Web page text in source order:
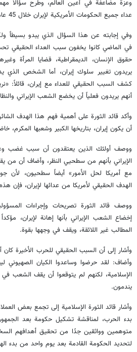
وعزة مضاعفة في أعين العالم، وطرح سؤالاً
عداء جميع الحكومات الأمريكية لإيران خلال 45 عاماً الماضية؟
وفي إجابته عن هذا السؤال الذي يبدو بسيطاً
في الماضي كانوا يخفون سبب العداء الحقيقي
حقوق الإنسان، الديمقراطية، قضايا المرأة
يريدون تغيير سلوك إيران، أما الشخص الذي
كشف السبب الحقيقي للعداء مع إيران، قائلاً:
أنهم يريدون فعلياً أن يخضع الشعب الإيراني
وأكد قائد الثورة على أهمية فهم هذا الهدف
أن يكون إيران، بتاريخها الكبير وشعبها المكرم،
ووصف أولئك الذين يعتقدون أن سبب غضب
الإيراني بأنهم من سطحيي النظر، وأضاف أن من
مع أمريكا لحل الأمور» أيضاً سطحيون، لأن
الهدف الحقيقي لأمريكا من عدائها لإيران، فإن
ووصف قائد الثورة تصريحات وإجراءات
إخضاع الشعب الإيراني بأنها إهانة لإيران،
المطالب غير اللائقة، ويقف في وجهها بقوة.
وأشار إلى أن السبب الحقيقي للحرب الأخيرة كان
وأضاف: لقد حرضوا وساعدوا الكيان الصهيوني
الإسلامية، لكنهم لم يتوقعوا أن يقف الشعب
يندمون.
وأشار قائد الثورة الإسلامية إلى تجمع بعض
بدء الحرب، لمناقشة تشكيل حكومة بعد
متوهمين وواثقين جدًا من تحقيق أهدافهم
لتحديد الحكومة القادمة بعد يوم واحد من بدء